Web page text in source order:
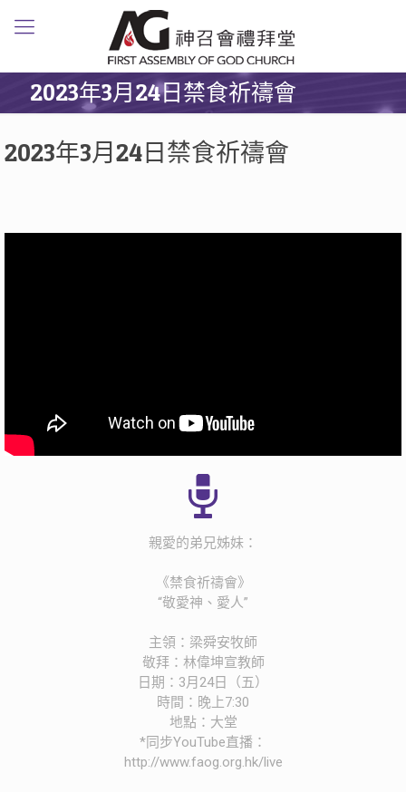
2023年3月24日禁食祈禱會
2023年3月24日禁食祈禱會
親愛的弟兄姊妹：
《禁食祈禱會》
“敬愛神、愛人”
主領：梁舜安牧師
敬拜：林偉坤宣教師
日期：3月24日（五）
時間：晚上7:30
地點：大堂
*同步YouTube直播：
http://www.faog.org.hk/live